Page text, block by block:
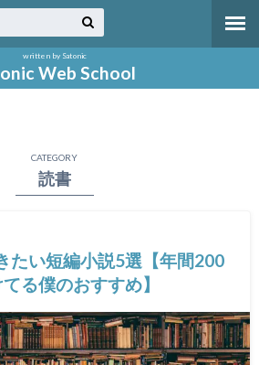
written by Satonic
Web School
CATEGORY
読書
たい短編小説5選【年間200
る僕のおすすめ】